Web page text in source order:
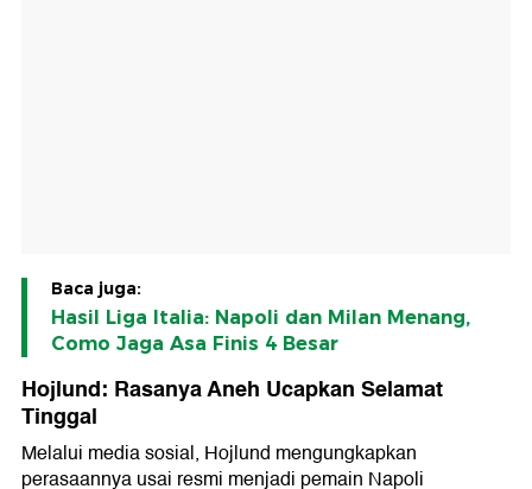
Baca juga:
Hasil Liga Italia: Napoli dan Milan Menang,
Como Jaga Asa Finis 4 Besar
Hojlund: Rasanya Aneh Ucapkan Selamat
Tinggal
Melalui media sosial, Hojlund mengungkapkan
perasaannya usai resmi menjadi pemain Napoli